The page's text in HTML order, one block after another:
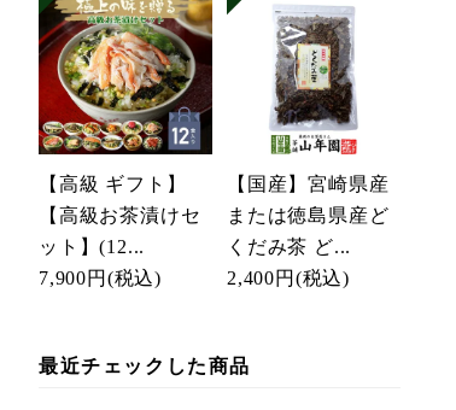
【高級 ギフト】
【高級お茶漬けセ
ット】(12...
7,900円 (税込)
【国産】宮崎県産
または徳島県産ど
くだみ茶 ど...
2,400円 (税込)
最近チェックした商品